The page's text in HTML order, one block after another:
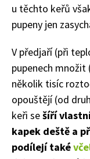
u těchto keřů
pupeny jen
V předjaří(při
pupenech množit
několik tisíc rozt
opouštějí(od
keři sešíří
kapek deště a
podílejí také